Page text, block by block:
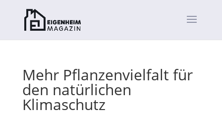
Mehr Pflanzenvielfalt für
den natürlichen
Klimaschutz